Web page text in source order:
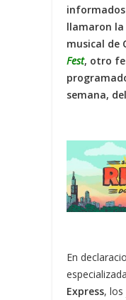
llamaron la
musical de
Fest, otro
semana,
En
Express,